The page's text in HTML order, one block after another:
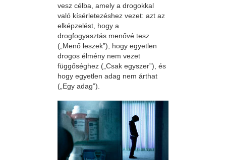
vesz célba, amely a drogokkal
való kísérletezéshez vezet: azt az
elképzelést, hogy a
drogfogyasztás menővé tesz
(„Menő leszek”), hogy egyetlen
drogos élmény nem vezet
függőséghez („Csak egyszer”), és
hogy egyetlen adag nem árthat
(„Egy adag”).